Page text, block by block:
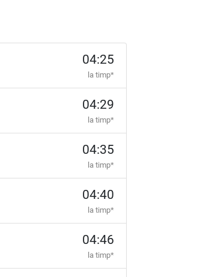
04:25
la timp*
04:29
la timp*
04:35
la timp*
04:40
la timp*
04:46
la timp*